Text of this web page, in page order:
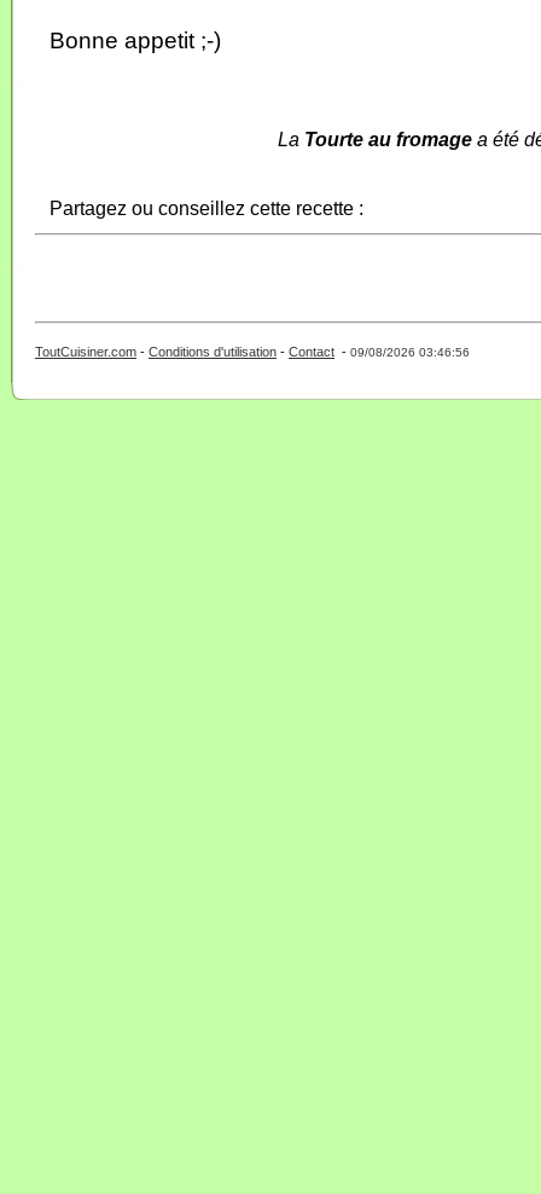
Bonne appetit ;-)
La Tourte au fromage a été
Partagez ou conseillez cette recette :
ToutCuisiner.com - Conditions d'utilisation - Contact - 09/08/2026 03:46:56